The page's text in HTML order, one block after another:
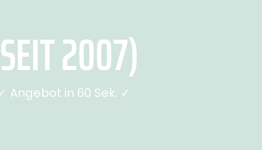
2007)
Angebot in 60 Sek. ✓